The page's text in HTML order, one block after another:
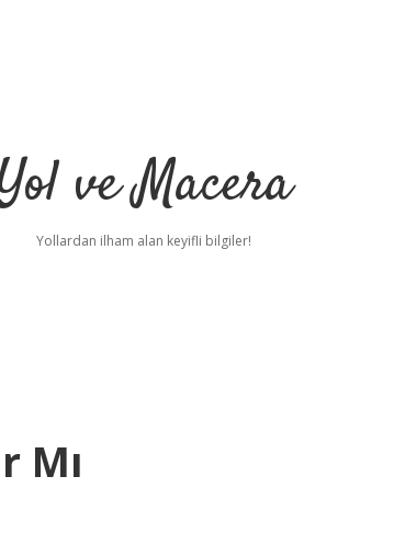
ve Macera
Yollardan ilham alan keyifli bilgiler!
Mı